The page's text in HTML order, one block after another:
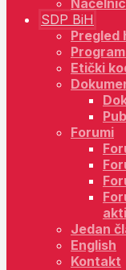
SDP BiH
Pregled
Etički
Forumi
Jedan
English
Kontakt